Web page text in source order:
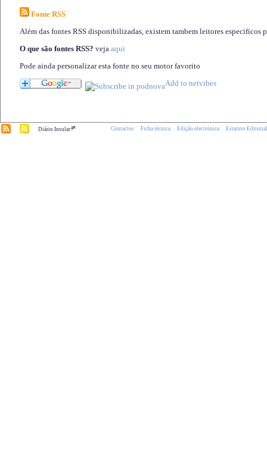
Fonte RSS
Além das fontes RSS disponibilizadas, existem tambem leitores especificos
O que são fontes RSS? veja aqui
Pode ainda personalizar esta fonte no seu motor favorito
Diário Insular.pt Contactos Ficha técnica Edição electrónica Estatuto Editorial